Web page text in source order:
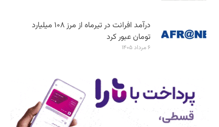
درآمد افرانت در تیرماه از مرز ۱۰۸ میلیارد
تومان عبور کرد
۶ مرداد ۱۴۰۵